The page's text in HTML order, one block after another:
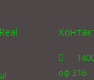
оф 316